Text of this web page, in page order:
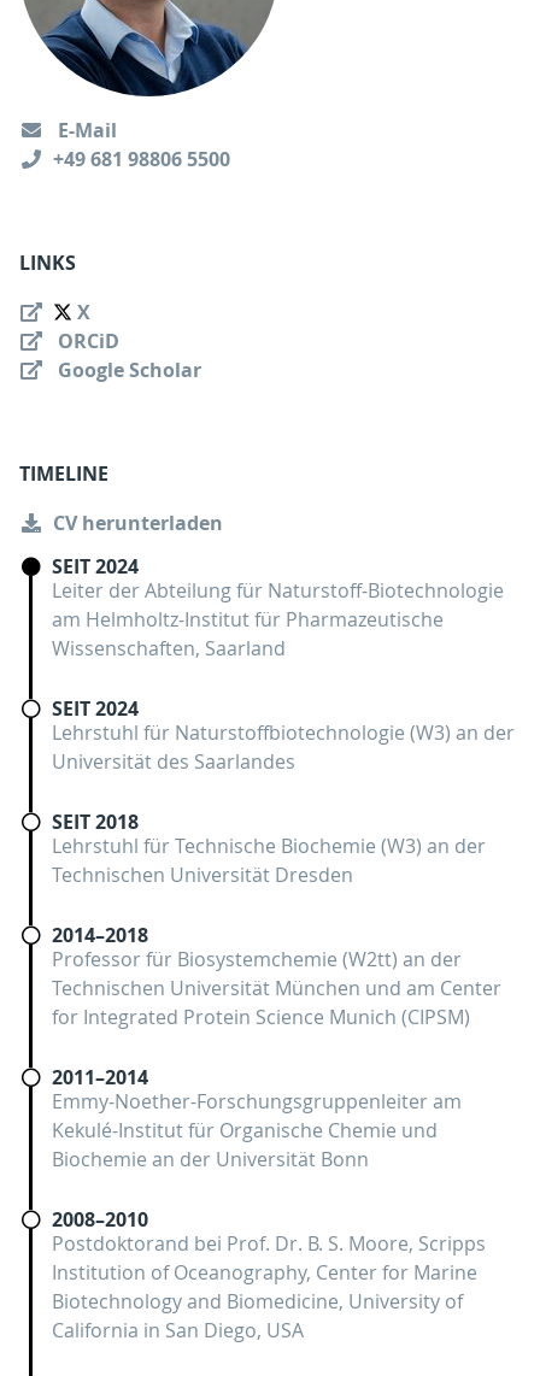
E-Mail
+49 681 98806 5500
LINKS
X
ORCiD
Google Scholar
TIMELINE
CV herunterladen
SEIT 2024
Leiter der Abteilung für Naturstoff-Biotechnologie
am Helmholtz-Institut für Pharmazeutische
Wissenschaften, Saarland
SEIT 2024
Lehrstuhl für Naturstoffbiotechnologie (W3) an der
Universität des Saarlandes
SEIT 2018
Lehrstuhl für Technische Biochemie (W3) an der
Technischen Universität Dresden
2014–2018
Professor für Biosystemchemie (W2tt) an der
Technischen Universität München und am Center
for Integrated Protein Science Munich (CIPSM)
2011–2014
Emmy-Noether-Forschungsgruppenleiter am
Kekulé-Institut für Organische Chemie und
Biochemie an der Universität Bonn
2008–2010
Postdoktorand bei Prof. Dr. B. S. Moore, Scripps
Institution of Oceanography, Center for Marine
Biotechnology and Biomedicine, University of
California in San Diego, USA